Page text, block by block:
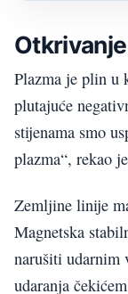
Plazma je plin u
plutajuće
stijenama smo
plazma“, rekao
Zemljine linije
Magnetska
narušiti udarnim
udaranja